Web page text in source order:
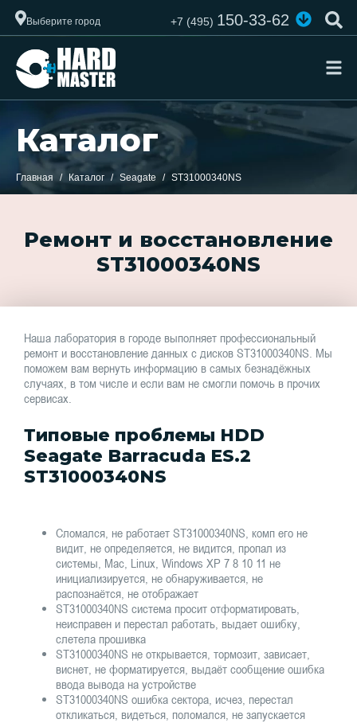
Выберите город +7 (495)150-33-62
Каталог
Главная Каталог Seagate ST31000340NS
Ремонт и восстановление
ST31000340NS
Наша лаборатория в городе выполняет профессиональный
ремонт и восстановление данных с дисков ST31000340NS. Мы
поможем вам вернуть информацию в самых безнадёжных
случаях, в том числе и если вам не смогли помочь в прочих
сервисах.
Типовые проблемы HDD
Seagate Barracuda ES.2
ST31000340NS
Сломался, не работает ST31000340NS, комп его не
видит, не определяется, не видится, пропал из
системы, Mac, Linux, Windows XP 7 8 10 11 не
инициализируется, не обнаруживается, не
распознаётся, не отображает
ST31000340NS система просит отформатировать,
неисправен и перестал работать, выдает ошибку,
слетела прошивка
ST31000340NS не открывается, тормозит, зависает,
виснет, не форматируется, выдаёт сообщение ошибка
ввода вывода на устройстве
ST31000340NS ошибка сектора, исчез, перестал
откликаться, видеться, поломался, не запускается